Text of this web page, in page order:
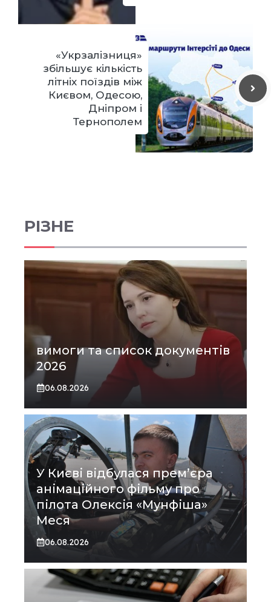
«Укрзалізниця»
збільшує кількість
літніх поїздів між
Києвом, Одесою,
Дніпром і
Тернополем
РІЗНЕ
вимоги та список документів
2026
06.08.2026
У Києві відбулася прем’єра
анімаційного фільму про
пілота Олексія «Мунфіша»
Меся
06.08.2026